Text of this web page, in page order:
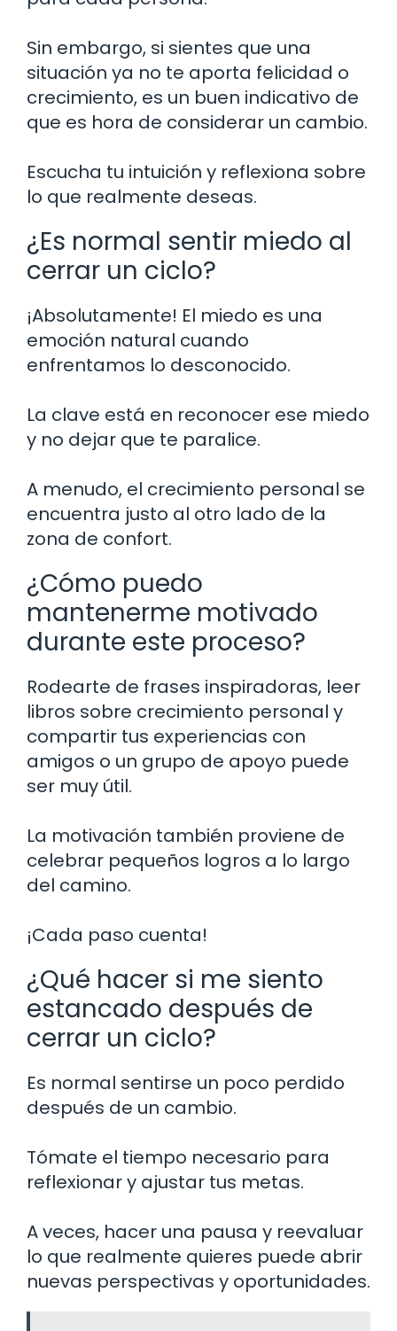
Sin embargo, si sientes que una
situación ya no te aporta felicidad o
crecimiento, es un buen indicativo de
que es hora de considerar un cambio.
Escucha tu intuición y reflexiona sobre
lo que realmente deseas.
¿Es normal sentir miedo al
cerrar un ciclo?
¡Absolutamente! El miedo es una
emoción natural cuando
enfrentamos lo desconocido.
La clave está en reconocer ese miedo
y no dejar que te paralice.
A menudo, el crecimiento personal se
encuentra justo al otro lado de la
zona de confort.
¿Cómo puedo
mantenerme motivado
durante este proceso?
Rodearte de frases inspiradoras, leer
libros sobre crecimiento personal y
compartir tus experiencias con
amigos o un grupo de apoyo puede
ser muy útil.
La motivación también proviene de
celebrar pequeños logros a lo largo
del camino.
¡Cada paso cuenta!
¿Qué hacer si me siento
estancado después de
cerrar un ciclo?
Es normal sentirse un poco perdido
después de un cambio.
Tómate el tiempo necesario para
reflexionar y ajustar tus metas.
A veces, hacer una pausa y reevaluar
lo que realmente quieres puede abrir
nuevas perspectivas y oportunidades.